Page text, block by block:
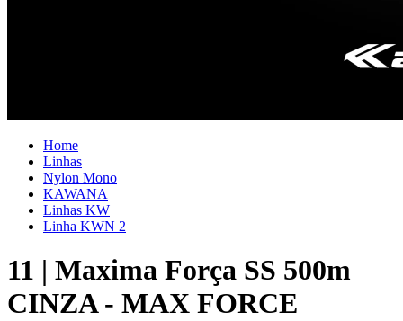
Home
Linhas
Nylon Mono
KAWANA
Linhas KW
Linha KWN 2
11 | Maxima Força SS 500m
CINZA - MAX FORCE